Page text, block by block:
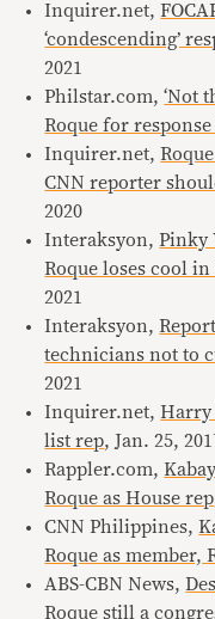
Inquirer.net,
‘condescending’
2021
Philstar.com,‘Not
Roque for
Inquirer.net,
CNN reporter
2020
Interaksyon,Pinky
Roque loses cool
2021
Interaksyon,
technicians not to
2021
Inquirer.net,Harry
list rep, Jan. 25,
Rappler.com,
Roque as House rep
CNN Philippines,
Roque as member,
ABS-CBN News,
Roque still a